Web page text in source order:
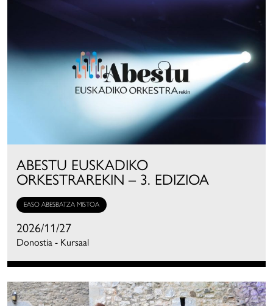
ABESTU EUSKADIKO
ORKESTRAREKIN – 3. EDIZIOA
EASO ABESBATZA MISTOA
2026/11/27
Donostia - Kursaal